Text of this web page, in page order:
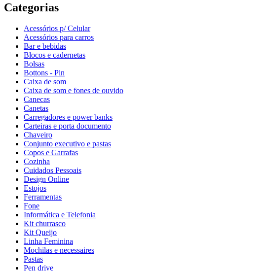
Categorias
Acessórios p/ Celular
Acessórios para carros
Bar e bebidas
Blocos e cadernetas
Bolsas
Bottons - Pin
Caixa de som
Caixa de som e fones de ouvido
Canecas
Canetas
Carregadores e power banks
Carteiras e porta documento
Chaveiro
Conjunto executivo e pastas
Copos e Garrafas
Cozinha
Cuidados Pessoais
Design Online
Estojos
Ferramentas
Fone
Informática e Telefonia
Kit churrasco
Kit Queijo
Linha Feminina
Mochilas e necessaires
Pastas
Pen drive